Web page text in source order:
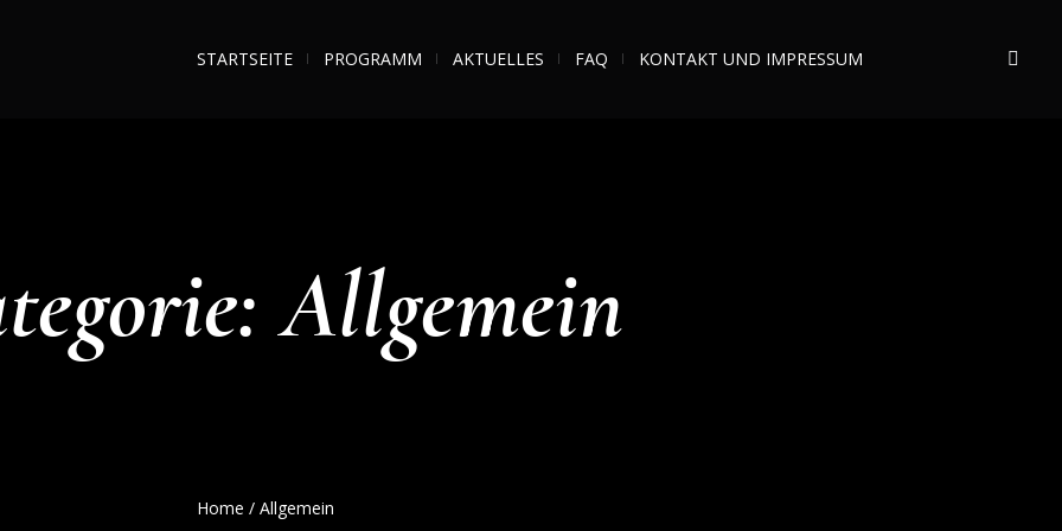
STARTSEITE PROGRAMM AKTUELLES FAQ KONTAKT UND IMPRESSUM
Allgemein
Home / Allgemein